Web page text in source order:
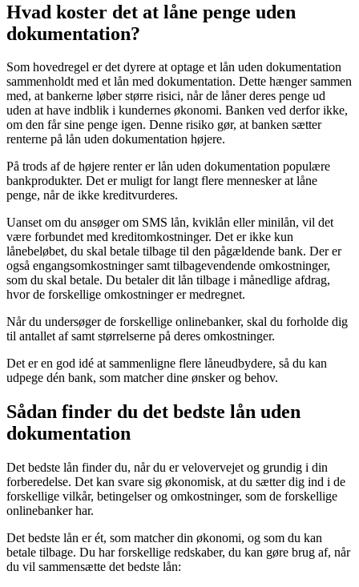
Hvad koster det at låne penge uden
dokumentation?
Som hovedregel er det dyrere at optage et lån uden dokumentation
sammenholdt med et lån med dokumentation. Dette hænger sammen
med, at bankerne løber større risici, når de låner deres penge ud
uden at have indblik i kundernes økonomi. Banken ved derfor ikke,
om den får sine penge igen. Denne risiko gør, at banken sætter
renterne på lån uden dokumentation højere.
På trods af de højere renter er lån uden dokumentation populære
bankprodukter. Det er muligt for langt flere mennesker at låne
penge, når de ikke kreditvurderes.
Uanset om du ansøger om SMS lån, kviklån eller minilån, vil det
være forbundet med kreditomkostninger. Det er ikke kun
lånebeløbet, du skal betale tilbage til den pågældende bank. Der er
også engangsomkostninger samt tilbagevendende omkostninger,
som du skal betale. Du betaler dit lån tilbage i månedlige afdrag,
hvor de forskellige omkostninger er medregnet.
Når du undersøger de forskellige onlinebanker, skal du forholde dig
til antallet af samt størrelserne på deres omkostninger.
Det er en god idé at sammenligne flere låneudbydere, så du kan
udpege dén bank, som matcher dine ønsker og behov.
Sådan finder du det bedste lån uden
dokumentation
Det bedste lån finder du, når du er velovervejet og grundig i din
forberedelse. Det kan svare sig økonomisk, at du sætter dig ind i de
forskellige vilkår, betingelser og omkostninger, som de forskellige
onlinebanker har.
Det bedste lån er ét, som matcher din økonomi, og som du kan
betale tilbage. Du har forskellige redskaber, du kan gøre brug af, når
du vil sammensætte det bedste lån: